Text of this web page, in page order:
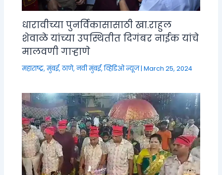
धारावीच्या पुनर्विकासासाठी खा.राहुल
शेवाळे यांच्या उपस्थितीत दिगंबर नाईक यांचे
मालवणी गाऱ्हाणे
महाराष्ट्र,मुंबई, ठाणे, नवी मुंबई,व्हिडिओ न्यूज|March 25, 2024